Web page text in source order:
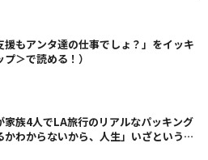
援もアンタ達の仕事でしょ？」をイッキ
＞で読める！）
家族4人でLA旅行のリアルなパッキング
かわからないから、人生」いざというと